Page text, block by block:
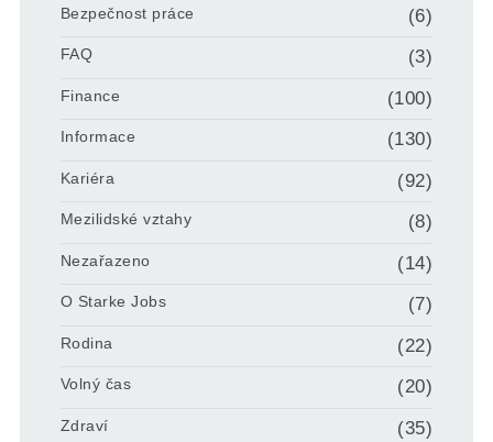
Bezpečnost práce (6)
FAQ (3)
Finance (100)
Informace (130)
Kariéra (92)
Mezilidské vztahy (8)
Nezařazeno (14)
O Starke Jobs (7)
Rodina (22)
Volný čas (20)
Zdraví (35)